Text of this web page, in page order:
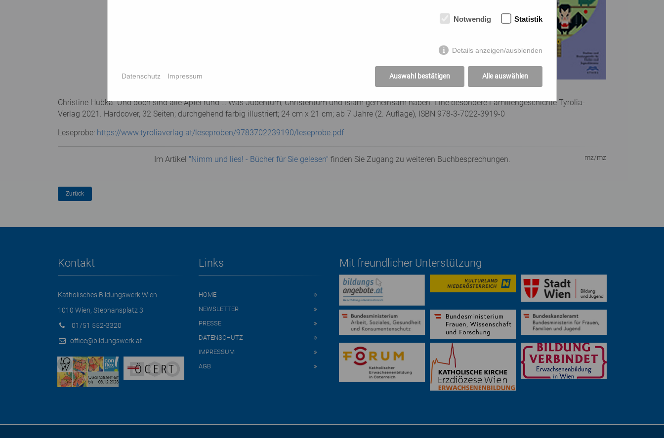
Christine Hubka. Und doch sind alle Äpfel rund … Was Judentum, Christentum und Islam gemeinsam haben. Eine besondere Familiengeschichte Tyrolia-
Verlag 2021. Hardcover, 32 Seiten; durchgehend farbig illustriert; 24 cm x 21 cm; ab 7 Jahre (2. Auflage), ISBN 978-3-7022-3919-0
Leseprobe: https://www.tyroliaverlag.at/leseproben/9783702239190/leseprobe.pdf
Im Artikel "Nimm und lies! - Bücher für Sie gelesen" finden Sie Zugang zu weiteren Buchbesprechungen. mz/mz
Kontakt
Katholisches Bildungswerk Wien
1010 Wien, Stephansplatz 3
01/51 552-3320
office@bildungswerk.at
Links
HOME
NEWSLETTER
PRESSE
DATENSCHUTZ
IMPRESSUM
AGB
Mit freundlicher Unterstützung
Notwendig Statistik
Details anzeigen/ausblenden
Auswahl bestätigen Alle auswählen
Datenschutz Impressum